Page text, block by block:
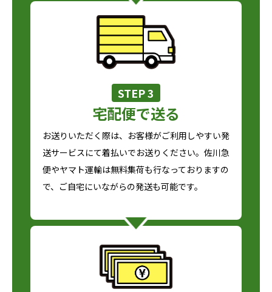
STEP 3
宅配便で送る
お送りいただく際は、お客様がご利用しやすい発
送サービスにて着払いでお送りください。佐川急
便やヤマト運輸は無料集荷も行なっておりますの
で、ご自宅にいながらの発送も可能です。